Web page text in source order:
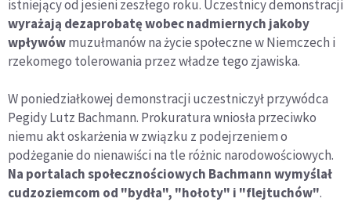
istniejący od jesieni zeszłego roku. Uczestnicy demonstracji
wyrażają dezaprobatę wobec nadmiernych jakoby
wpływówmuzułmanów na życie społeczne w Niemczech i
rzekomego tolerowania przez władze tego zjawiska.
W poniedziałkowej demonstracji uczestniczył przywódca
Pegidy Lutz Bachmann. Prokuratura wniosła przeciwko
niemu akt oskarżenia w związku z podejrzeniem o
podżeganie do nienawiści na tle różnic narodowościowych.
Na portalach społecznościowych Bachmann wymyślał
cudzoziemcom od "bydła", "hołoty" i "flejtuchów".